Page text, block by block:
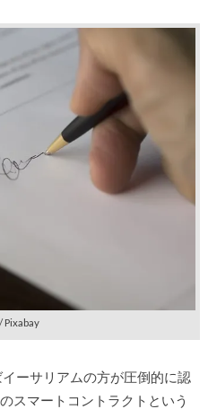
Pixabay
ーサリアムの方が圧倒的に認
スマートコントラクトという